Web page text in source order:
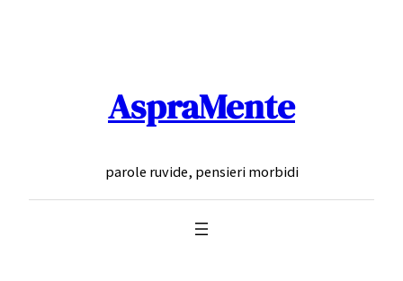
AspraMente
parole ruvide, pensieri morbidi